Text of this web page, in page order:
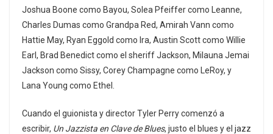
Joshua Boone como Bayou, Solea Pfeiffer como Leanne,
Charles Dumas como Grandpa Red, Amirah Vann como
Hattie May, Ryan Eggold como Ira, Austin Scott como Willie
Earl, Brad Benedict como el sheriff Jackson, Milauna Jemai
Jackson como Sissy, Corey Champagne como LeRoy, y
Lana Young como Ethel.
Cuando el guionista y director Tyler Perry comenzó a
escribir, Un Jazzista en Clave de Blues, justo el blues y el jazz